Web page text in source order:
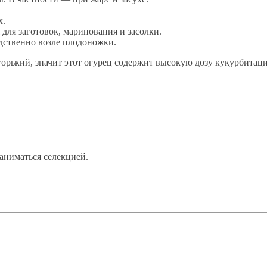
заготовок, маринования и засолки.
возле плодоножки.
значит этот огурец содержит высокую дозу
селекцией.